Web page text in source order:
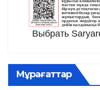
Выбрать
Мұрағаттар